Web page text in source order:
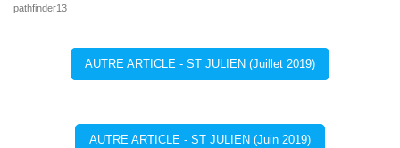
pathfinder13
AUTRE ARTICLE - ST JULIEN (Juillet 2019)
AUTRE ARTICLE - ST JULIEN (Juin 2019)